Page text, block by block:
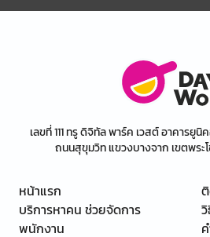
เลขที่ 111 ทรู ดิจิทัล พาร์ค เวสต์ อาคารยู
ถนนสุขุมวิท แขวงบางจาก เขตพระ
หน้าแรก
บริการหาคน ช่วยจัดการ
พนักงาน